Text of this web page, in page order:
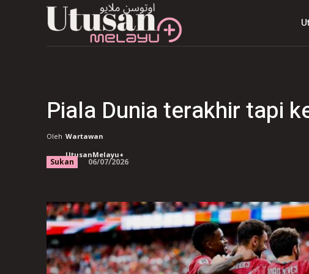
Piala Dunia terakhir tapi
Oleh Wartawan
UtusanMelayu+
Sukan 06/07/2026